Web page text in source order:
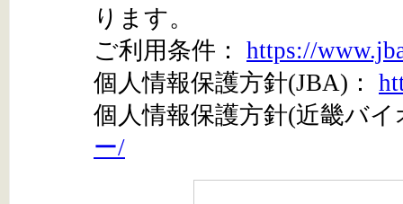
ります。
ご利用条件： https://
個人情報保護方針(JBA)：
個人情報保護方針(近畿バ
ー/